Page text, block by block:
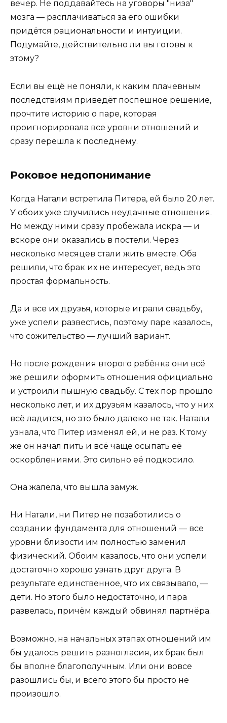
вечер. Не поддавайтесь на уговоры "низа"
мозга — расплачиваться за его ошибки
придётся рациональности и интуиции.
Подумайте, действительно ли вы готовы к
этому?
Если вы ещё не поняли, к каким плачевным
последствиям приведёт поспешное решение,
прочтите историю о паре, которая
проигнорировала все уровни отношений и
сразу перешла к последнему.
Роковое недопонимание
Когда Натали встретила Питера, ей было 20 лет.
У обоих уже случились неудачные отношения.
Но между ними сразу пробежала искра — и
вскоре они оказались в постели. Через
несколько месяцев стали жить вместе. Оба
решили, что брак их не интересует, ведь это
простая формальность.
Да и все их друзья, которые играли свадьбу,
уже успели развестись, поэтому паре казалось,
что сожительство — лучший вариант.
Но после рождения второго ребёнка они всё
же решили оформить отношения официально
и устроили пышную свадьбу. С тех пор прошло
несколько лет, и их друзьям казалось, что у них
всё ладится, но это было далеко не так. Натали
узнала, что Питер изменял ей, и не раз. К тому
же он начал пить и всё чаще осыпать её
оскорблениями. Это сильно её подкосило.
Она жалела, что вышла замуж.
Ни Натали, ни Питер не позаботились о
создании фундамента для отношений — все
уровни близости им полностью заменил
физический. Обоим казалось, что они успели
достаточно хорошо узнать друг друга. В
результате единственное, что их связывало, —
дети. Но этого было недостаточно, и пара
развелась, причём каждый обвинял партнёра.
Возможно, на начальных этапах отношений им
бы удалось решить разногласия, их брак был
бы вполне благополучным. Или они вовсе
разошлись бы, и всего этого бы просто не
произошло.